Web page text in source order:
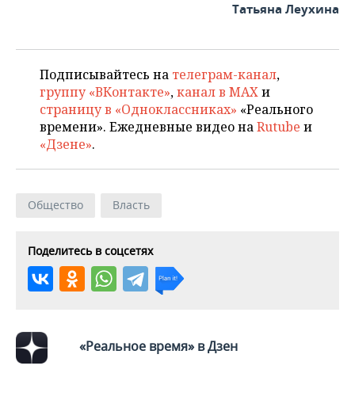
ВОЛЕЙБОЛ
КИБЕРСПОРТ
ФИГУРНОЕ КАТАНИЕ
ИСТОРИЯ
КУЛЬТУРА
МЕДИЦИНА
СПИСОК ПЕРСОН
СПИСОК КОМПАНИЙ
ПОЛНАЯ ВЕРСИЯ
Татьяна Леухина
Подписывайтесь на телеграм-канал,
группу «ВКонтакте»,канал в MAXи
страницу в «Одноклассниках» «Реального
времени». Ежедневные видео наRutube и
«Дзене».
Общество Власть
Поделитесь в соцсетях
«Реальное время» в Дзен